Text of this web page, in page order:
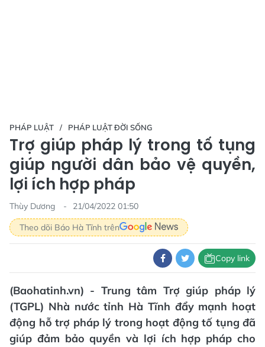
PHÁP LUẬT PHÁP LUẬT ĐỜI SỐNG
Trợ giúp pháp lý trong tố tụng
giúp người dân bảo vệ quyền,
lợi ích hợp pháp
Thùy Dương
21/04/2022 01:50
Theo dõi Báo Hà Tĩnh trên
Copy link
(Baohatinh.vn) - Trung tâm Trợ giúp pháp lý
(TGPL) Nhà nước tỉnh Hà Tĩnh đẩy mạnh hoạt
động hỗ trợ pháp lý trong hoạt động tố tụng đã
giúp đảm bảo quyền và lợi ích hợp pháp cho